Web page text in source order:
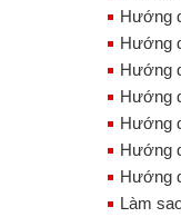
Hướng
Hướng
Hướng
Hướng
Hướng
Hướng
Hướng
Làm